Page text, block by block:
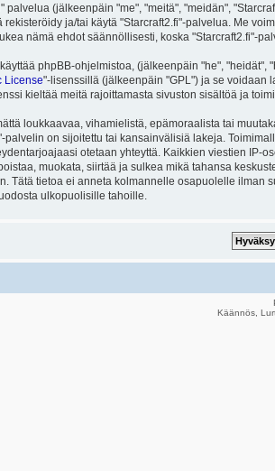
palvelua (jälkeenpäin "me", "meitä", "meidän",
rekisteröidy ja/tai käytä "Starcraft2.fi"-palvelua. Me
nämä ehdot säännöllisesti, koska "Starcraft2.fi"-
phpBB-ohjelmistoa, (jälkeenpäin "he",
License"-lisenssillä (jälkeenpäin "GPL") ja se voidaan
kieltää meitä rajoittamasta sivuston sisältöä ja
loukkaavaa, vihamielistä, epämoraalista tai
palvelin on sijoitettu tai kansainvälisiä lakeja.
otetaan yhteyttä. Kaikkien viestien IP-
muokata, siirtää ja sulkea mikä tahansa
Tätä tietoa ei anneta kolmannelle osapuolelle ilman
ulkopuolisille tahoille.
Käännös,